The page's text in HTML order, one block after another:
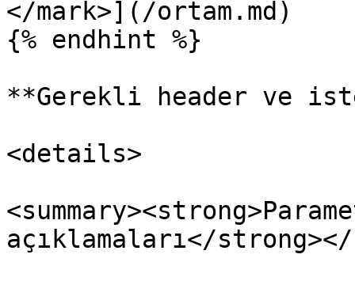
</mark>](/ortam.md)
{% endhint %}
**Gerekli header ve
<details>
açıklamaları</strong></